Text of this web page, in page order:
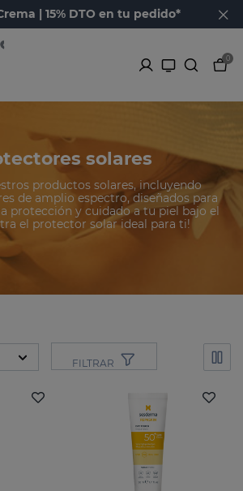
| 15% DTO en tu pedido*
0
solares
productos solares, incluyendo
de amplio espectro, diseñados para
protección y cuidado a tu piel bajo el
el protector solar ideal para ti!
FILTRAR